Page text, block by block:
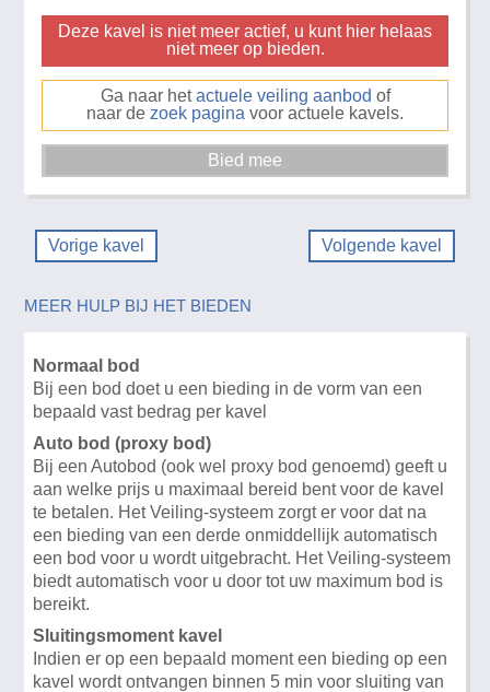
Deze kavel is niet meer actief, u kunt hier helaas
niet meer op bieden.
Ga naar hetactuele veiling aanbod of
naar de zoek pagina voor actuele kavels.
Vorige kavel Volgende kavel
MEER HULP BIJ HET BIEDEN
Normaal bod
Bij een bod doet u een bieding in de vorm van een
bepaald vast bedrag per kavel
Auto bod (proxy bod)
Bij een Autobod (ook wel proxy bod genoemd) geeft u
aan welke prijs u maximaal bereid bent voor de kavel
te betalen. Het Veiling-systeem zorgt er voor dat na
een bieding van een derde onmiddellijk automatisch
een bod voor u wordt uitgebracht. Het Veiling-systeem
biedt automatisch voor u door tot uw maximum bod is
bereikt.
Sluitingsmoment kavel
Indien er op een bepaald moment een bieding op een
kavel wordt ontvangen binnen 5 min voor sluiting van